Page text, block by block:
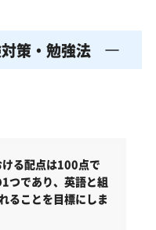
策・勉強法
る配点は100点で
つであり、英語と組
ることを目標にしま